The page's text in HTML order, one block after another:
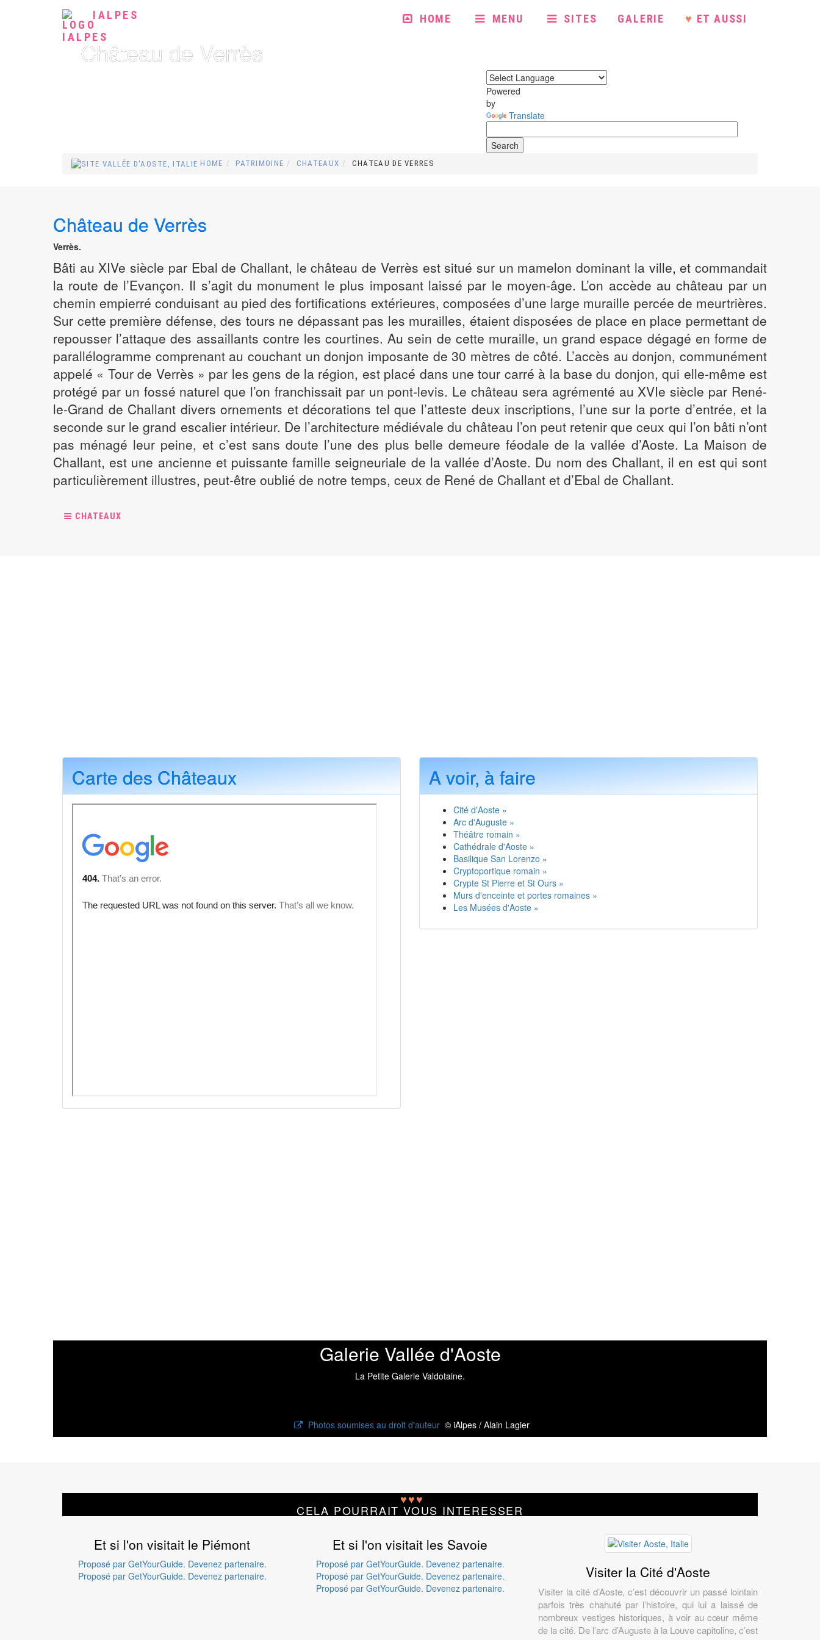
IALPES HOME MENU SITES GALERIE ♥ ET AUSSI
Château de Verrès
Powered
by
Translate
HOME PATRIMOINE CHATEAUX CHATEAU DE VERRES
Château de Verrès
Verrès.
Bâti au XIVe siècle par Ebal de Challant, le château de Verrès est situé sur un mamelon dominant la ville, et commandait
la route de l’Evançon. Il s’agit du monument le plus imposant laissé par le moyen-âge. L’on accède au château par un
chemin empierré conduisant au pied des fortifications extérieures, composées d’une large muraille percée de meurtrières.
Sur cette première défense, des tours ne dépassant pas les murailles, étaient disposées de place en place permettant de
repousser l’attaque des assaillants contre les courtines. Au sein de cette muraille, un grand espace dégagé en forme de
parallélogramme comprenant au couchant un donjon imposante de 30 mètres de côté. L’accès au donjon, communément
appelé « Tour de Verrès » par les gens de la région, est placé dans une tour carré à la base du donjon, qui elle-même est
protégé par un fossé naturel que l’on franchissait par un pont-levis. Le château sera agrémenté au XVIe siècle par René-
le-Grand de Challant divers ornements et décorations tel que l’atteste deux inscriptions, l’une sur la porte d’entrée, et la
seconde sur le grand escalier intérieur. De l’architecture médiévale du château l’on peut retenir que ceux qui l’on bâti n’ont
pas ménagé leur peine, et c’est sans doute l’une des plus belle demeure féodale de la vallée d’Aoste. La Maison de
Challant, est une ancienne et puissante famille seigneuriale de la vallée d’Aoste. Du nom des Challant, il en est qui sont
particulièrement illustres, peut-être oublié de notre temps, ceux de René de Challant et d’Ebal de Challant.
CHATEAUX
Carte des Châteaux A voir, à faire
Cité d'Aoste »
Arc d'Auguste »
Théâtre romain »
Cathédrale d'Aoste »
Basilique San Lorenzo »
Cryptoportique romain »
Crypte St Pierre et St Ours »
Murs d'enceinte et portes romaines »
Les Musées d'Aoste »
Galerie Vallée d'Aoste
La Petite Galerie Valdotaine.
Photos soumises au droit d'auteur© iAlpes / Alain Lagier
♥♥♥
CELA POURRAIT VOUS INTERESSER
Et si l'on visitait le Piémont
Proposé par GetYourGuide. Devenez partenaire.
Proposé par GetYourGuide. Devenez partenaire.
Et si l'on visitait les Savoie
Proposé par GetYourGuide. Devenez partenaire.
Proposé par GetYourGuide. Devenez partenaire.
Proposé par GetYourGuide. Devenez partenaire.
Visiter la Cité d'Aoste
Visiter la cité d’Aoste, c’est découvrir un passé lointain
parfois très chahuté par l’histoire, qui lui a laissé de
nombreux vestiges historiques, à voir au cœur même
de la cité. De l’arc d’Auguste à la Louve capitoline, c’est